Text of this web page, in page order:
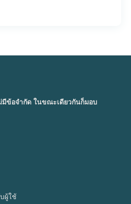
มีข้อจำกัด ในขณะเดียวกันก็มอบ
ผู้ใช้